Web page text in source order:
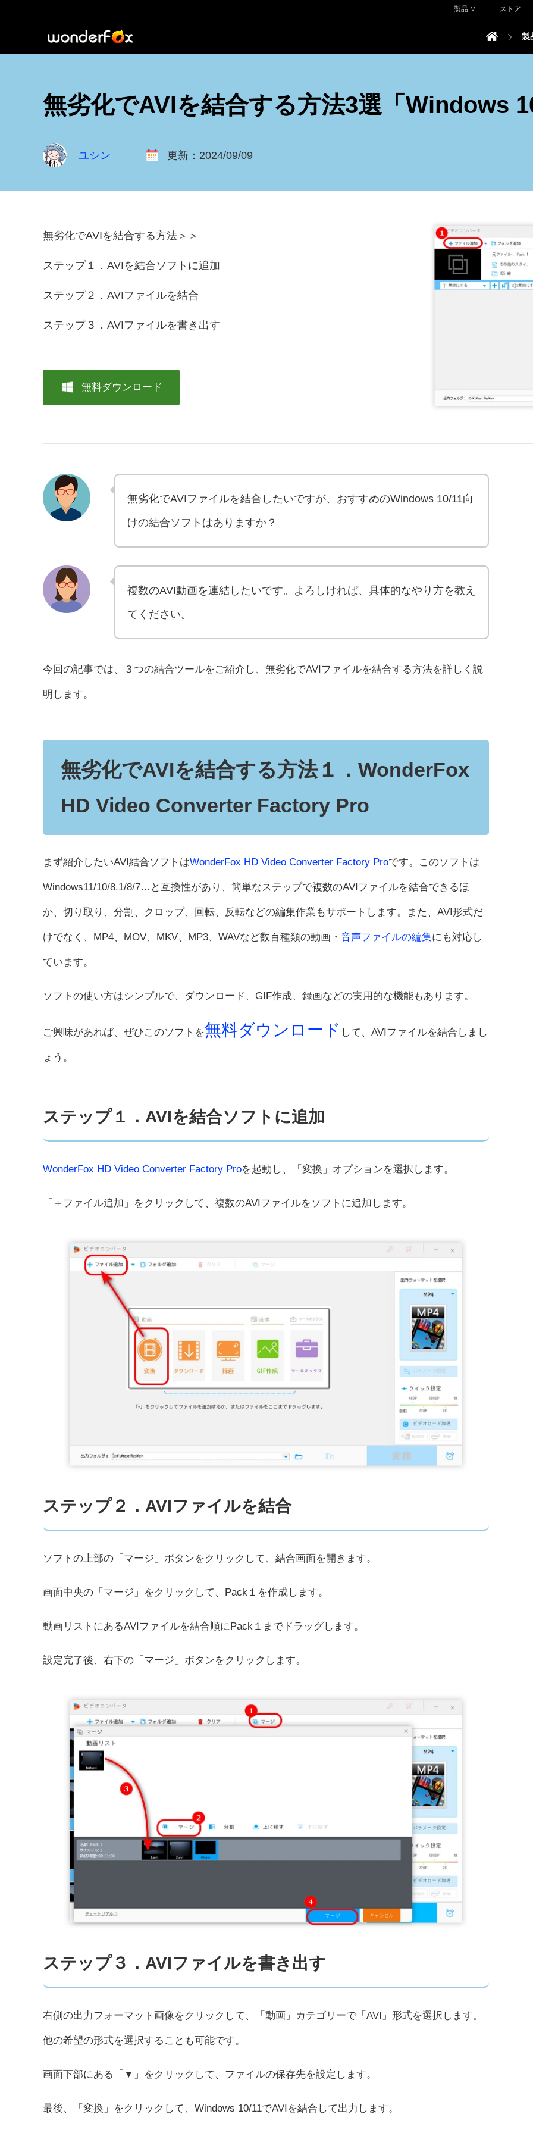
ストア
製品 ∨
製
無劣化でAVIを結合する方法3選「Windows
ユシン 更新：2024/09/09
無劣化でAVIを結合する方法＞＞
ステップ１．AVIを結合ソフトに追加
ステップ２．AVIファイルを結合
ステップ３．AVIファイルを書き出す
無料ダウンロード
無劣化でAVIファイルを結合したいですが、おすすめのWindows 10/11向
けの結合ソフトはありますか？
複数のAVI動画を連結したいです。よろしければ、具体的なやり方を教え
てください。
今回の記事では、３つの結合ツールをご紹介し、無劣化でAVIファイルを結合する方法を詳しく説
明します。
無劣化でAVIを結合する方法１．WonderFox
HD Video Converter Factory Pro
まず紹介したいAVI結合ソフトはWonderFox HD Video Converter Factory Proです。このソフトは
Windows11/10/8.1/8/7…と互換性があり、簡単なステップで複数のAVIファイルを結合できるほ
か、切り取り、分割、クロップ、回転、反転などの編集作業もサポートします。また、AVI形式だ
けでなく、MP4、MOV、MKV、MP3、WAVなど数百種類の動画・ 音声ファイルの編集にも対応し
ています。
ソフトの使い方はシンプルで、ダウンロード、GIF作成、録画などの実用的な機能もあります。
ご興味があれば、ぜひこのソフトを無料ダウンロード して、AVIファイルを結合しまし
ょう。
ステップ１．AVIを結合ソフトに追加
WonderFox HD Video Converter Factory Proを起動し、「変換」オプションを選択します。
「＋ファイル追加」をクリックして、複数のAVIファイルをソフトに追加します。
ステップ２．AVIファイルを結合
ソフトの上部の「マージ」ボタンをクリックして、結合画面を開きます。
画面中央の「マージ」をクリックして、Pack１を作成します。
動画リストにあるAVIファイルを結合順にPack１までドラッグします。
設定完了後、右下の「マージ」ボタンをクリックします。
ステップ３．AVIファイルを書き出す
右側の出力フォーマット画像をクリックして、「動画」カテゴリーで「AVI」形式を選択します。
他の希望の形式を選択することも可能です。
画面下部にある「▼」をクリックして、ファイルの保存先を設定します。
最後、「変換」をクリックして、Windows 10/11でAVIを結合して出力します。